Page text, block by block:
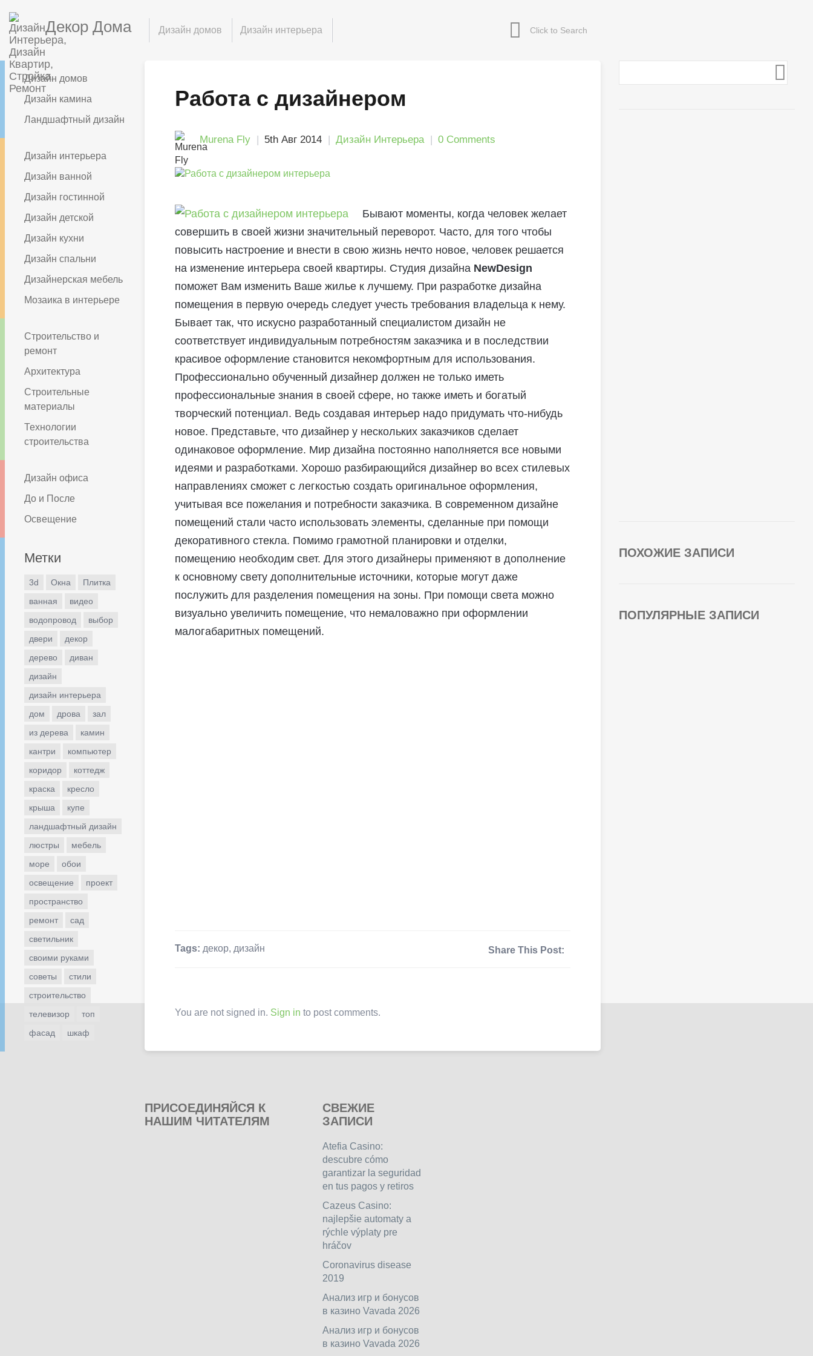
Декор Дома Дизайн домов Дизайн интерьера
Дизайн домов
Дизайн камина
Ландшафтный дизайн
Дизайн интерьера
Дизайн ванной
Дизайн гостинной
Дизайн детской
Дизайн кухни
Дизайн спальни
Дизайнерская мебель
Мозаика в интерьере
Строительство и
ремонт
Архитектура
Строительные
материалы
Технологии
строительства
Дизайн офиса
До и После
Освещение
Метки
3d Окна
Плитка
ванная
видео
водопровод
выбор
двери
декор
дерево
диван
дизайн
дизайн интерьера
дом
дрова
зал
из дерева
камин
кантри
компьютер
коридор
коттедж
краска
кресло
крыша
купе
ландшафтный дизайн
люстры
мебель
море
обои
освещение
проект
пространство
ремонт
сад
светильник
своими руками
советы
стили
строительство
телевизор
топ
фасад
шкаф
Работа с дизайнером
Murena Fly 5th Авг 2014 Дизайн Интерьера 0 Comments
Бывают моменты, когда человек желает
совершить в своей жизни значительный переворот. Часто, для того чтобы
повысить настроение и внести в свою жизнь нечто новое, человек решается
на изменение интерьера своей квартиры. Студия дизайна NewDesign
поможет Вам изменить Ваше жилье к лучшему. При разработке дизайна
помещения в первую очередь следует учесть требования владельца к нему.
Бывает так, что искусно разработанный специалистом дизайн не
соответствует индивидуальным потребностям заказчика и в последствии
красивое оформление становится некомфортным для использования.
Профессионально обученный дизайнер должен не только иметь
профессиональные знания в своей сфере, но также иметь и богатый
творческий потенциал. Ведь создавая интерьер надо придумать что-нибудь
новое. Представьте, что дизайнер у нескольких заказчиков сделает
одинаковое оформление. Мир дизайна постоянно наполняется все новыми
идеями и разработками. Хорошо разбирающийся дизайнер во всех стилевых
направлениях сможет с легкостью создать оригинальное оформления,
учитывая все пожелания и потребности заказчика. В современном дизайне
помещений стали часто использовать элементы, сделанные при помощи
декоративного стекла. Помимо грамотной планировки и отделки,
помещению необходим свет. Для этого дизайнеры применяют в дополнение
к основному свету дополнительные источники, которые могут даже
послужить для разделения помещения на зоны. При помощи света можно
визуально увеличить помещение, что немаловажно при оформлении
малогабаритных помещений.
Tags: декор, дизайн Share This Post:
You are not signed in. Sign in to post comments.
ПОХОЖИЕ ЗАПИСИ
ПОПУЛЯРНЫЕ ЗАПИСИ
ПРИСОЕДИНЯЙСЯ К
НАШИМ ЧИТАТЕЛЯМ
СВЕЖИЕ
ЗАПИСИ
Atefia Casino:
descubre cómo
garantizar la seguridad
en tus pagos y retiros
Cazeus Casino:
najlepšie automaty a
rýchle výplaty pre
hráčov
Coronavirus disease
2019
Анализ игр и бонусов
в казино Vavada 2026
Анализ игр и бонусов
в казино Vavada 2026